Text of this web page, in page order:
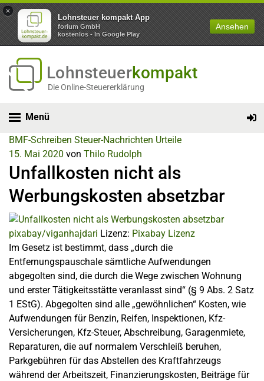
×
Lohnsteuer kompakt App
forium GmbH
kostenlos - In Google Play
Ansehen
Lohnsteuerkompakt
Die Online-Steuererklärung
Menü
BMF-Schreiben Steuer-Nachrichten Urteile
15. Mai 2020 von Thilo Rudolph
Unfallkosten nicht als
Werbungskosten absetzbar
pixabay/viganhajdari Lizenz: Pixabay Lizenz
Im Gesetz ist bestimmt, dass „durch die
Entfernungspauschale sämtliche Aufwendungen
abgegolten sind, die durch die Wege zwischen Wohnung
und erster Tätigkeitsstätte veranlasst sind“ (§ 9 Abs. 2 Satz
1 EStG). Abgegolten sind alle „gewöhnlichen“ Kosten, wie
Aufwendungen für Benzin, Reifen, Inspektionen, Kfz-
Versicherungen, Kfz-Steuer, Abschreibung, Garagenmiete,
Reparaturen, die auf normalem Verschleiß beruhen,
Parkgebühren für das Abstellen des Kraftfahrzeugs
während der Arbeitszeit, Finanzierungskosten, Beiträge für